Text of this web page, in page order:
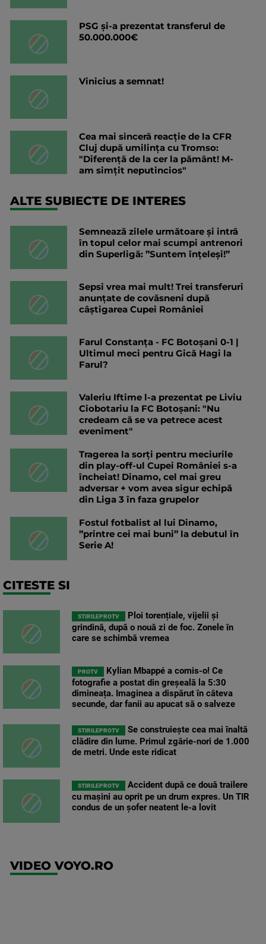
PSG și-a prezentat transferul de
50.000.000€
Vinicius a semnat!
Cea mai sinceră reacție de la CFR
Cluj după umilința cu Tromso:
"Diferență de la cer la pământ! M-
am simțit neputincios"
ALTE SUBIECTE DE INTERES
Semnează zilele următoare și intră
în topul celor mai scumpi antrenori
din Superligă: ”Suntem înțeleși!”
Sepsi vrea mai mult! Trei transferuri
anunțate de covăsneni după
câștigarea Cupei României
Farul Constanța - FC Botoșani 0-1 |
Ultimul meci pentru Gică Hagi la
Farul?
Valeriu Iftime l-a prezentat pe Liviu
Ciobotariu la FC Botoșani: "Nu
credeam că se va petrece acest
eveniment"
Tragerea la sorți pentru meciurile
din play-off-ul Cupei României s-a
încheiat! Dinamo, cel mai greu
adversar + vom avea sigur echipă
din Liga 3 în faza grupelor
Fostul fotbalist al lui Dinamo,
”printre cei mai buni” la debutul în
Serie A!
CITESTE SI
STIRILEPROTV
Ploi torențiale, vijelii și
grindină, după o nouă zi de foc. Zonele în
care se schimbă vremea
PROTV
Kylian Mbappé a comis-o! Ce
fotografie a postat din greșeală la 5:30
dimineața. Imaginea a dispărut în câteva
secunde, dar fanii au apucat să o salveze
STIRILEPROTV
Se construiește cea mai înaltă
clădire din lume. Primul zgârie-nori de 1.000
de metri. Unde este ridicat
STIRILEPROTV
Accident după ce două trailere
cu mașini au oprit pe un drum expres. Un TIR
condus de un șofer neatent le-a lovit
VIDEO VOYO.RO